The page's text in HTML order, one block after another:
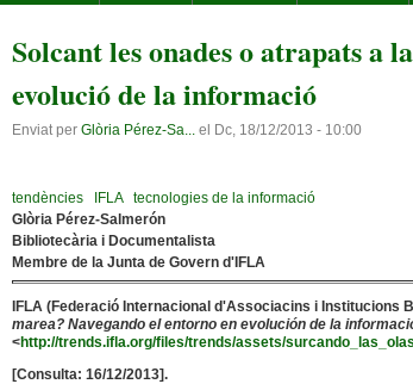
Solcant les onades o atrapats a
evolució de la informació
Enviat per Glòria Pérez-Sa... el Dc, 18/12/2013 - 10:00
tendències
IFLA
tecnologies de la informació
Glòria Pérez-Salmerón
Bibliotecària i Documentalista
Membre de la Junta de Govern d'IFLA
IFLA (Federació Internacional d'Associacins i Institucions
marea? Navegando el entorno en evolución de la
<http://trends.ifla.org/files/trends/assets/
[Consulta: 16/12/2013].